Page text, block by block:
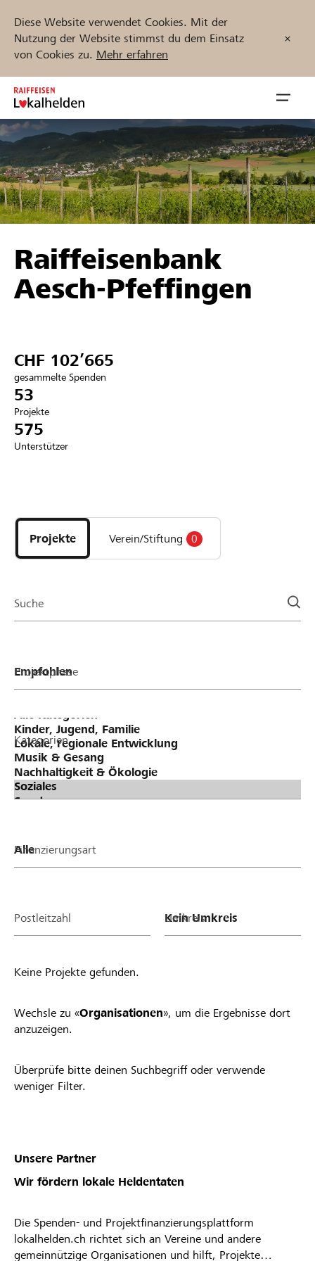
Diese Website verwendet Cookies. Mit der
Nutzung der Website stimmst du dem Einsatz
von Cookies zu. Mehr erfahren
Zum
Inhalt
springen
öffnen
Unterstützen
Hilfe & Support
Anmelden
Projekte und Organisationen finden
Jetzt starten
DE FR IT
Raiffeisenbank
Aesch-Pfeffingen
CHF 102’665
gesammelte Spenden
53
Projekte
575
Unterstützer
Projekte
und
Organisationen
Projekte Verein/Stiftung 0
Suche
Projektphase
Kategorien
Finanzierungsart
Postleitzahl Umkreis
Keine Projekte gefunden.
Wechsle zu «Organisationen», um die Ergebnisse dort
anzuzeigen.
Überprüfe bitte deinen Suchbegriff oder verwende
weniger Filter.
Unsere Partner
Wir fördern lokale Heldentaten
Die Spenden- und Projektfinanzierungsplattform
lokalhelden.ch richtet sich an Vereine und andere
gemeinnützige Organisationen und hilft, Projekte